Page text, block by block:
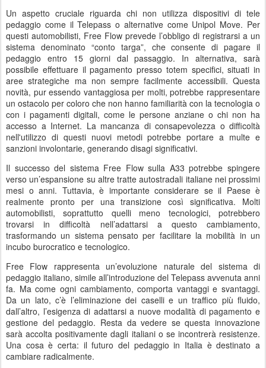
Un aspetto cruciale riguarda chi non utilizza dispositivi di tele
pedaggio come il Telepass o alternative come Unipol Move. Per
questi automobilisti, Free Flow prevede l’obbligo di registrarsi a un
sistema denominato “conto targa”, che consente di pagare il
pedaggio entro 15 giorni dal passaggio. In alternativa, sarà
possibile effettuare il pagamento presso totem specifici, situati in
aree strategiche ma non sempre facilmente accessibili. Questa
novità, pur essendo vantaggiosa per molti, potrebbe rappresentare
un ostacolo per coloro che non hanno familiarità con la tecnologia o
con i pagamenti digitali, come le persone anziane o chi non ha
accesso a Internet. La mancanza di consapevolezza o difficoltà
nell'utilizzo di questi nuovi metodi potrebbe portare a multe e
sanzioni involontarie, generando disagi significativi.
Il successo del sistema Free Flow sulla A33 potrebbe spingere
verso un’espansione su altre tratte autostradali italiane nei prossimi
mesi o anni. Tuttavia, è importante considerare se il Paese è
realmente pronto per una transizione così significativa. Molti
automobilisti, soprattutto quelli meno tecnologici, potrebbero
trovarsi in difficoltà nell’adattarsi a questo cambiamento,
trasformando un sistema pensato per facilitare la mobilità in un
incubo burocratico e tecnologico.
Free Flow rappresenta un’evoluzione naturale del sistema di
pedaggio italiano, simile all’introduzione del Telepass avvenuta anni
fa. Ma come ogni cambiamento, comporta vantaggi e svantaggi.
Da un lato, c’è l’eliminazione dei caselli e un traffico più fluido,
dall’altro, l’esigenza di adattarsi a nuove modalità di pagamento e
gestione del pedaggio. Resta da vedere se questa innovazione
sarà accolta positivamente dagli italiani o se incontrerà resistenze.
Una cosa è certa: il futuro del pedaggio in Italia è destinato a
cambiare radicalmente.